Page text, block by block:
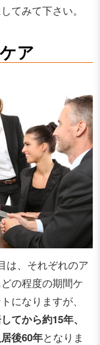
てみて下さい。
ア
は、それぞれのア
の程度の期間ケ
になりますが、
てから約15年、
後60年となりま